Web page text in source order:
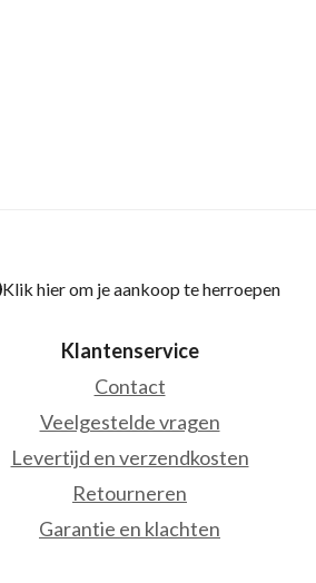
Klik hier om je aankoop te herroepen
Klantenservice
Contact
Veelgestelde vragen
Levertijd en verzendkosten
Retourneren
Garantie en klachten